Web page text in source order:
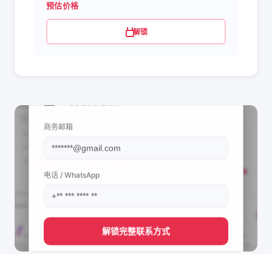
预估价格
解锁
商务邮箱
电话 / WhatsApp
解锁完整联系方式